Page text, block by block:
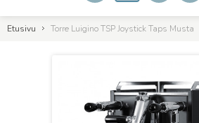
Etusivu Torre Luigino TSP Joystick Taps Musta